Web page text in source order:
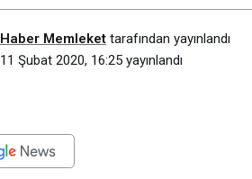
Haber Memleket tarafından yayınlandı
11 Şubat 2020, 16:25 yayınlandı